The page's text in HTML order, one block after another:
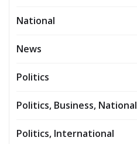
National
News
Politics
Politics, Business, National
Politics, International